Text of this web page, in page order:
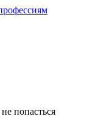
попасться